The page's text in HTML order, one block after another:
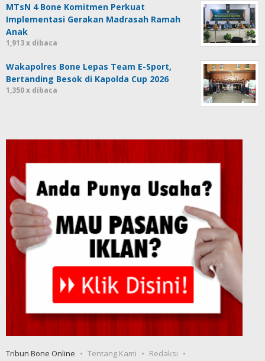
MTsN 4 Bone Komitmen Perkuat
Implementasi Gerakan Madrasah Ramah
Anak
1,913 x dibaca
Wakapolres Bone Lepas Team E-Sport,
Bertanding Besok di Kapolda Cup 2026
1,350 x dibaca
Tribun Bone Online Tentang Kami
Redaksi